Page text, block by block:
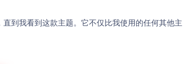
到我看到这款主题。它不仅比我使用的任何其他主